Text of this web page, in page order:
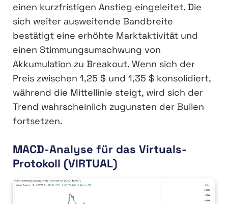
einen kurzfristigen Anstieg eingeleitet. Die
sich weiter ausweitende Bandbreite
bestätigt eine erhöhte Marktaktivität und
einen Stimmungsumschwung von
Akkumulation zu Breakout. Wenn sich der
Preis zwischen 1,25 $ und 1,35 $ konsolidiert,
während die Mittellinie steigt, wird sich der
Trend wahrscheinlich zugunsten der Bullen
fortsetzen.
MACD-Analyse für das Virtuals-
Protokoll (VIRTUAL)